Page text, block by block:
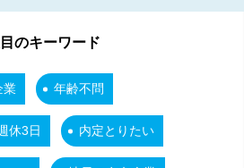
のキーワード
業 年齢不問
休3日 内定とりたい